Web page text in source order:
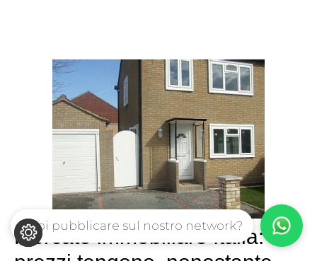
Mercato immobiliare Italia: i
Vuoi pubblicare sul nostro network?